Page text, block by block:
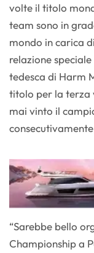
volte il titolo
team sono in
mondo in carica
relazione
tedesca di Harm
titolo per la terza
mai vinto il
“Sarebbe bello
Championship a